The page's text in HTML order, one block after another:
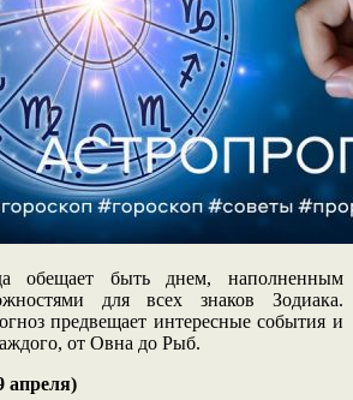
обещает быть днем, наполненным
для всех знаков Зодиака.
предвещает интересные события и
от Овна до Рыб.
апреля)